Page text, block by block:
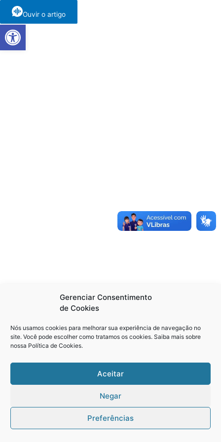
Abrir a barra de ferramentas
Gerenciar Consentimento
de Cookies
Nós usamos cookies para melhorar sua experiência de navegação no
site. Você pode escolher como tratamos os cookies. Saiba mais sobre
nossa Política de Cookies.
Aceitar
Negar
Preferências
Ouvir o artigo